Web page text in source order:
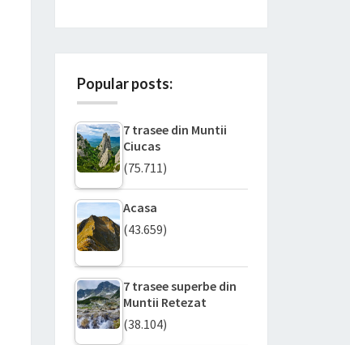
Popular posts:
7 trasee din Muntii
Ciucas
(75.711)
Acasa
(43.659)
7 trasee superbe din
Muntii Retezat
(38.104)